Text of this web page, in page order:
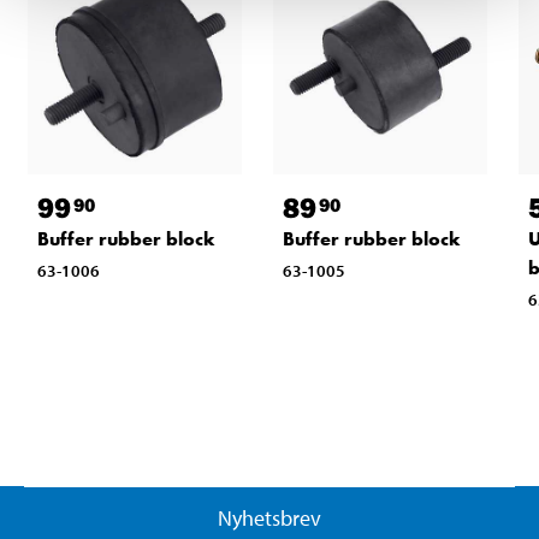
9990
Buffer rubber block
63-1006
8990
Buffer rubber block
63-1005
Nyhetsbrev